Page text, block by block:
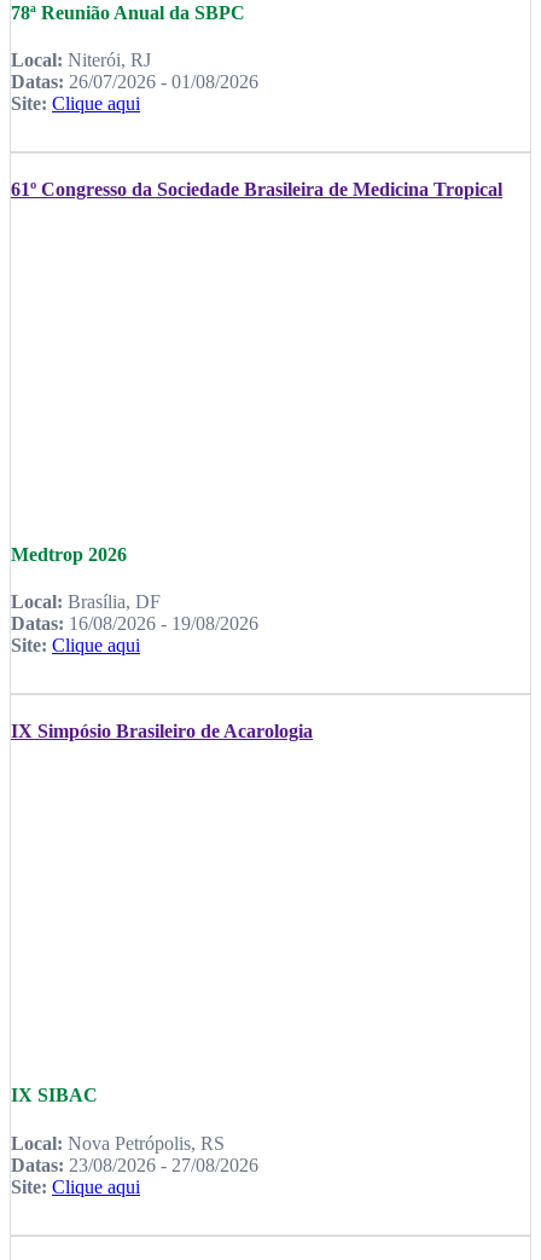
78ª Reunião Anual da SBPC
Local: Niterói, RJ
Datas: 26/07/2026 - 01/08/2026
Site: Clique aqui
61º Congresso da Sociedade Brasileira de Medicina Tropical
Medtrop 2026
Local: Brasília, DF
Datas: 16/08/2026 - 19/08/2026
Site: Clique aqui
IX Simpósio Brasileiro de Acarologia
IX SIBAC
Local: Nova Petrópolis, RS
Datas: 23/08/2026 - 27/08/2026
Site: Clique aqui